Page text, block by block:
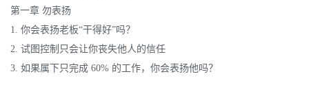
第一章 勿表扬
1. 你会表扬老板“干得好”吗？
2. 试图控制只会让你丧失他人的信任
3. 如果属下只完成 60% 的工作，你会表扬他吗？